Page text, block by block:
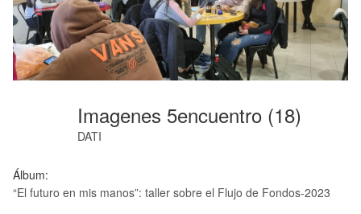
Imagenes 5encuentro (18)
DATI
Álbum:
“El futuro en mis manos”: taller sobre el Flujo de Fondos-2023